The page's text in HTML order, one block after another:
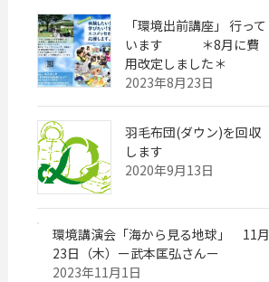
「環境出前講座」 行って
います ＊8月に費
用改定しました＊
2023年8月23日
羽毛布団(ダウン)を回収
します
2020年9月13日
環境講演会「海から見る地球」 11月
23日（木）ー武本匡弘さんー
2023年11月1日